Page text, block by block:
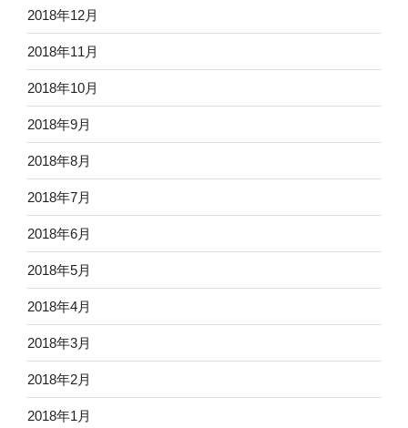
2018年12月
2018年11月
2018年10月
2018年9月
2018年8月
2018年7月
2018年6月
2018年5月
2018年4月
2018年3月
2018年2月
2018年1月